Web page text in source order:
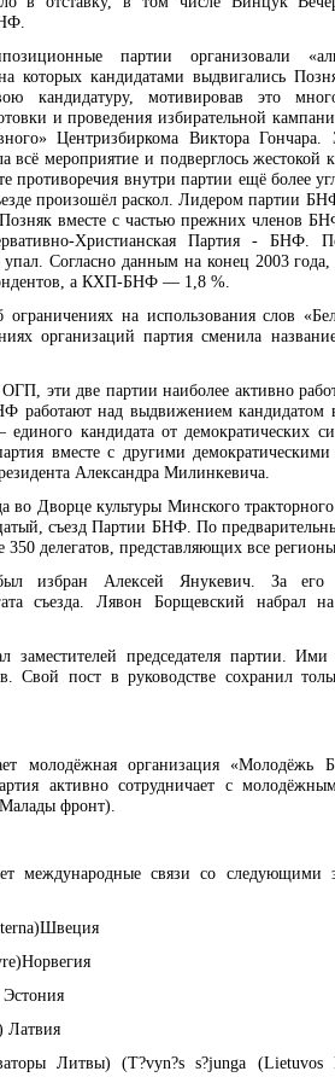
партии организовали
которых кандидатами выдвигались
кандидатуру, мотивировав это
и проведения избирательной
Центризбиркома Виктора
всё мероприятие и подверглось жестокой
противоречия внутри партии ещё более
произошёл раскол. Лидером партии
вместе с частью прежних членов
Христианская Партия - БНФ.
Согласно данным на конец 2003
а КХП-БНФ — 1,8 %.
ограничениях на использования слов
организаций партия сменила
эти две партии наиболее активно
работают над выдвижением кандидатом
кандидата от демократических
вместе с другими
Александра Милинкевича.
во Дворце культуры Минского тракторного
съезд Партии БНФ. По
350 делегатов, представляющих все
избран Алексей Янукевич. За его
съезда. Лявон Борщевский набрал
председателя партии.
Свой пост в руководстве сохранил
молодёжная организация «Молодёжь
активно сотрудничает с
фронт).
международные связи со следующими
Латвия
Литвы) (T?vyn?s s?junga (Lietuvos